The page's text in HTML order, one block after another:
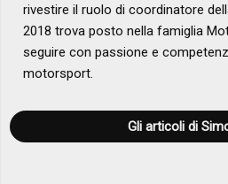
rivestire il ruolo di coordinatore
2018 trova posto nella famiglia
seguire con passione e
motorsport.
Gli articoli di